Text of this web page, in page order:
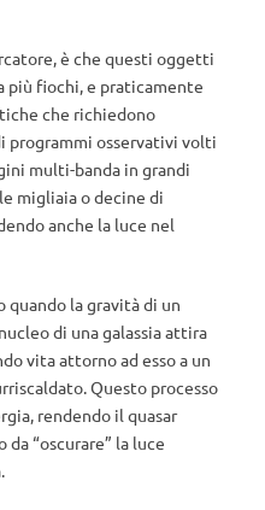
è che questi oggetti
più fiochi, e praticamente
che richiedono
programmi osservativi volti
multi-banda in grandi
migliaia o decine di
anche la luce nel
quando la gravità di un
di una galassia attira
vita attorno ad esso a un
Questo processo
rendendo il quasar
“oscurare” la luce